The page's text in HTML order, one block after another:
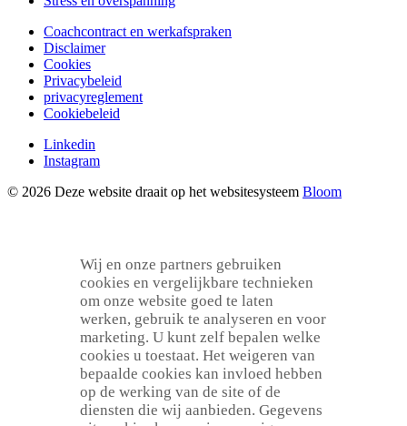
Coachcontract en werkafspraken
Disclaimer
Cookies
Privacybeleid
privacyreglement
Cookiebeleid
Linkedin
Instagram
© 2026 Deze website draait op het websitesysteem Bloom
Wij en onze partners gebruiken
cookies en vergelijkbare technieken
om onze website goed te laten
werken, gebruik te analyseren en voor
marketing. U kunt zelf bepalen welke
cookies u toestaat. Het weigeren van
bepaalde cookies kan invloed hebben
op de werking van de site of de
diensten die wij aanbieden. Gegevens